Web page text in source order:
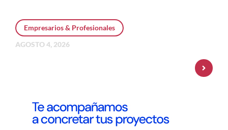
Empresarios & Profesionales
AGOSTO 4, 2026